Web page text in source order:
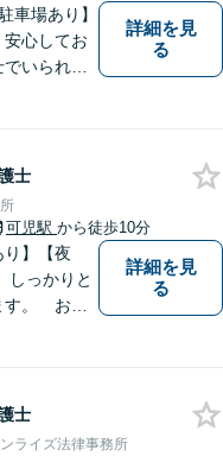
車場あり】
安心してお
いられる
ができる
と考えて
詳細を見
る
士
可児駅 から徒歩10分
り】【夜
しっかりと
す。 お気
詳細を見
る
士
ライズ法律事務所